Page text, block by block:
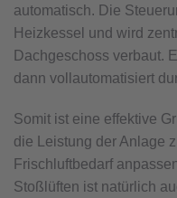
automatisch. Die
Heizkessel und wird
Dachgeschoss verbaut.
dann vollautomatisiert
Somit ist eine effektive
die Leistung der Anlage
Frischluftbedarf
Stoßlüften ist natürlich